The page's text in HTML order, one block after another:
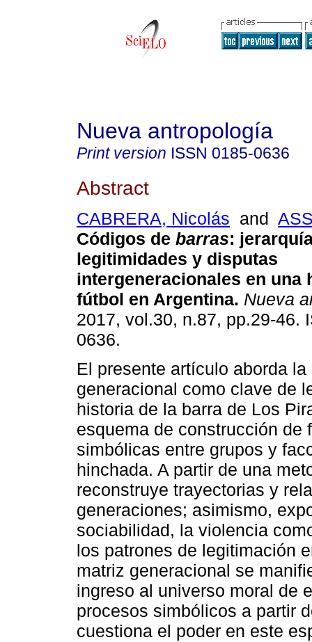
Nueva antropología
Print version ISSN 0185-0636
Abstract
CABRERA, Nicolás and
Códigos de barras:
legitimidades y disputas
intergeneracionales en una
fútbol en Argentina. Nueva
2017, vol.30, n.87, pp.29-46.
0636.
El presente artículo aborda la
generacional como clave de
historia de la barra de Los
esquema de construcción de
simbólicas entre grupos y
hinchada. A partir de una
reconstruye trayectorias y
generaciones; asimismo,
sociabilidad, la violencia
los patrones de legitimación
matriz generacional se
ingreso al universo moral de
procesos simbólicos a partir
cuestiona el poder en este